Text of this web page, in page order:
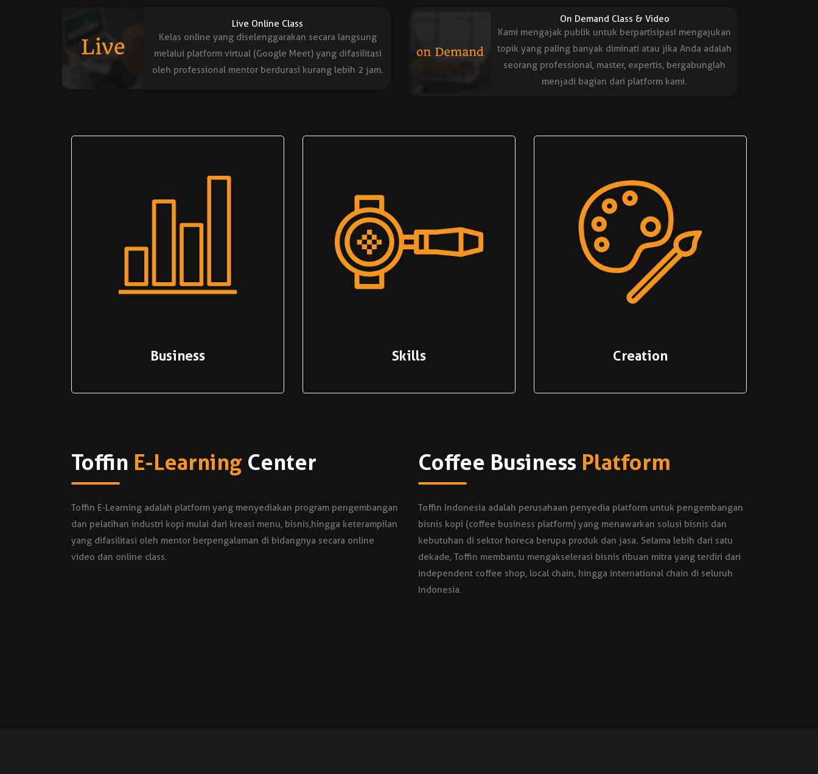
Live Online Class
Kelas online yang diselenggarakan secara langsung
melalui platform virtual (Google Meet) yang difasilitasi
oleh professional mentor berdurasi kurang lebih 2 jam.
On Demand Class & Video
Kami mengajak publik untuk berpartisipasi mengajukan
topik yang paling banyak diminati atau jika Anda adalah
seorang professional, master, expertis, bergabunglah
menjadi bagian dari platform kami.
Business Skills Creation
Toffin E-Learning Center
Toffin E-Learning adalah platform yang menyediakan program pengembangan
dan pelatihan industri kopi mulai dari kreasi menu, bisnis,hingga keterampilan
yang difasilitasi oleh mentor berpengalaman di bidangnya secara online
video dan online class.
Coffee Business Platform
Toffin Indonesia adalah perusahaan penyedia platform untuk pengembangan
bisnis kopi (coffee business platform) yang menawarkan solusi bisnis dan
kebutuhan di sektor horeca berupa produk dan jasa. Selama lebih dari satu
dekade, Toffin membantu mengakselerasi bisnis ribuan mitra yang terdiri dari
independent coffee shop, local chain, hingga international chain di seluruh
Indonesia.